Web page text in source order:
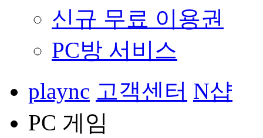
신규 무료 이용권
PC방 서비스
plaync 고객센터 N샵
PC 게임